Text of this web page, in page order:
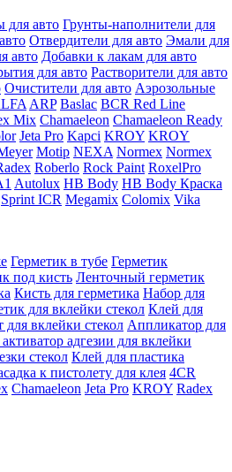
для авто Грунты-наполнители для
Отвердители для авто Эмали для
авто Добавки к лакам для авто
для авто Растворители для авто
Очистители для авто Аэрозольные
ARP Baslac BCR Red Line
Mix Chamaeleon Chamaeleon Ready
Jeta Pro Kapci KROY KROY
Motip NEXA Normex Normex
Roberlo Rock Paint RoxelPro
Autolux HB Body HB Body Краска
Sprint ICR Megamix Colomix Vika
Герметик в тубе Герметик
под кисть Ленточный герметик
Кисть для герметика Набор для
для вклейки стекол Клей для
для вклейки стекол Аппликатор для
адгезии для вклейки
стекол Клей для пластика
к пистолету для клея 4CR
Chamaeleon Jeta Pro KROY Radex